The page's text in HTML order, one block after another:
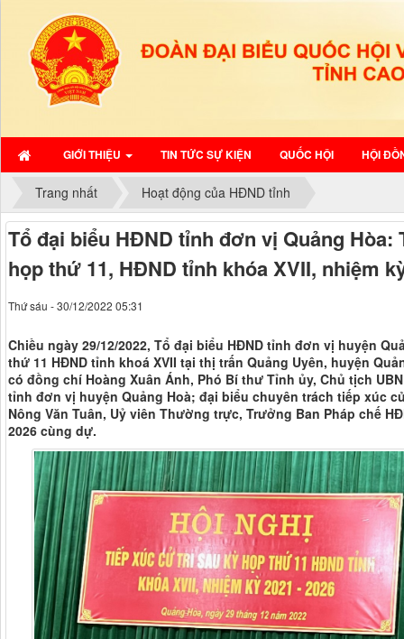
GIỚI THIỆU TIN TỨC SỰ KIỆN QUỐC HỘI HỘI
Trang nhất Hoạt động của HĐND tỉnh
Tổ đại biểu HĐND tỉnh đơn vị Quảng
họp thứ 11, HĐND tỉnh khóa XVII, nhiệm
Thứ sáu - 30/12/2022 05:31
Chiều ngày 29/12/2022, Tổ đại biểu HĐND tỉnh đơn vị huyện
thứ 11 HĐND tỉnh khoá XVII tại thị trấn Quảng Uyên, huyện
có đồng chí Hoàng Xuân Ánh, Phó Bí thư Tỉnh ủy, Chủ tịch
tỉnh đơn vị huyện Quảng Hoà; đại biểu chuyên trách tiếp xúc
Nông Văn Tuân, Uỷ viên Thường trực, Trưởng Ban Pháp chế
2026 cùng dự.